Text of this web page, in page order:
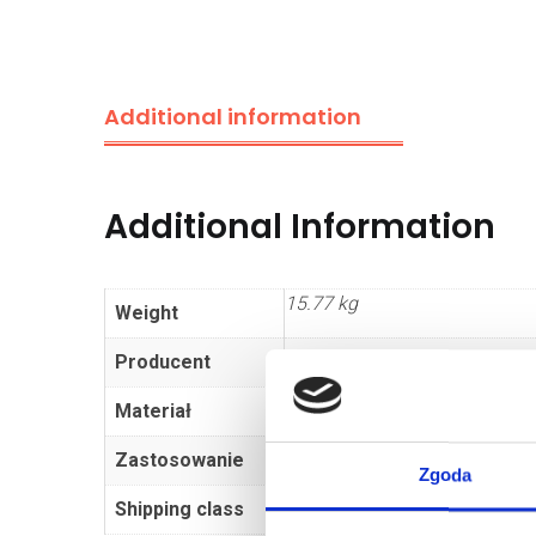
Zgoda
Additional information
Additional Information
Weight 15.77 kg
Producent
Materiał Steel
Zastosowanie
Shipping class Dłużyca